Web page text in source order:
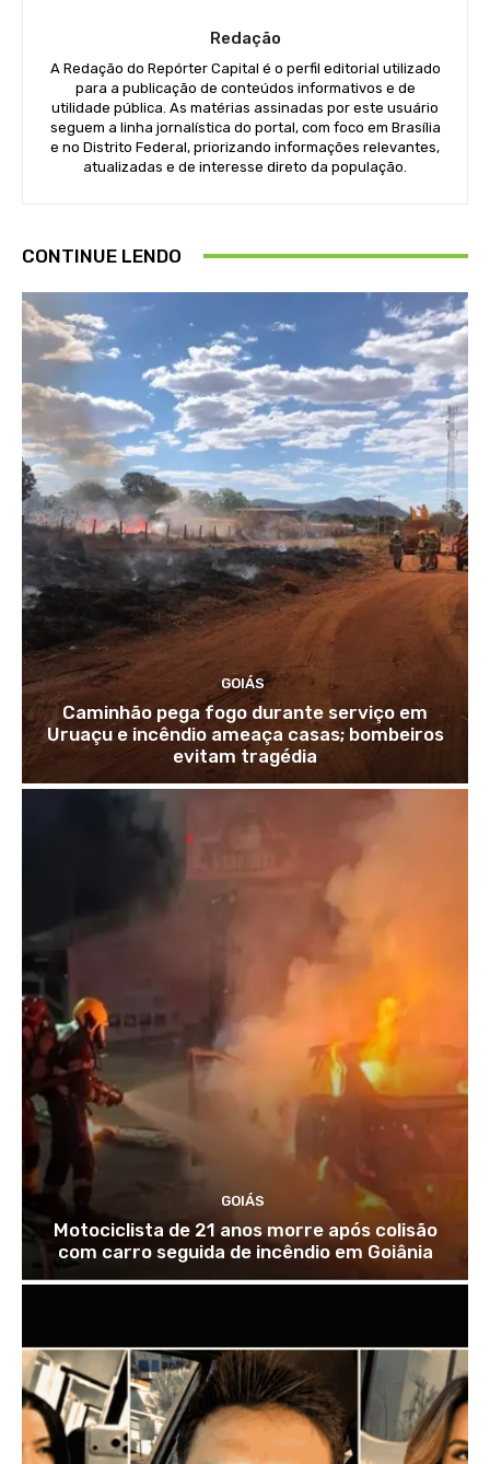
Redação
A Redação do Repórter Capital é o perfil editorial utilizado
para a publicação de conteúdos informativos e de
utilidade pública. As matérias assinadas por este usuário
seguem a linha jornalística do portal, com foco em Brasília
e no Distrito Federal, priorizando informações relevantes,
atualizadas e de interesse direto da população.
CONTINUE LENDO
GOIÁS
Caminhão pega fogo durante serviço em
Uruaçu e incêndio ameaça casas; bombeiros
evitam tragédia
GOIÁS
Motociclista de 21 anos morre após colisão
com carro seguida de incêndio em Goiânia